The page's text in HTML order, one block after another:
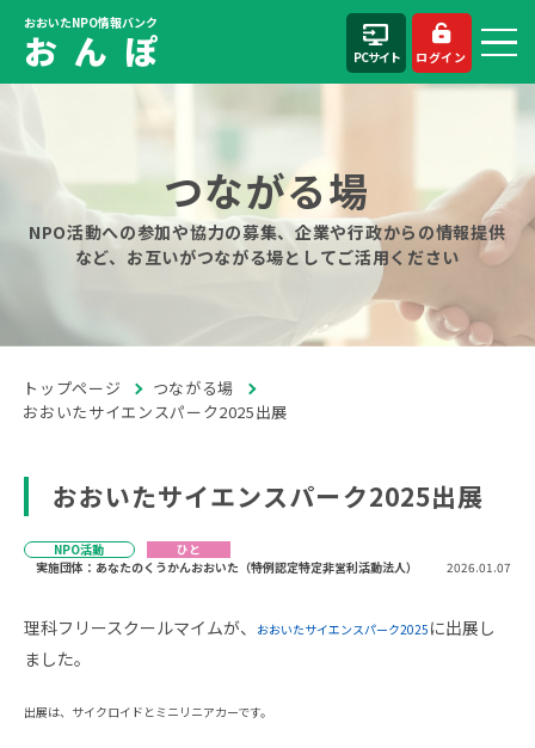
おおいたNPO情報バンク
お ん ぽ PCサイト ログイン
つながる場
NPO活動への参加や協力の募集、企業や行政からの情報提供
など、お互いがつながる場としてご活用ください
トップページ
つながる場
おおいたサイエンスパーク2025出展
おおいたサイエンスパーク2025出展
NPO活動
ひと
実施団体：あなたのくうかんおおいた（特例認定特定非営利活動法人）
2026.01.07
理科フリースクールマイムが、 おおいたサイエンスパーク2025 に出展し
ました。
出展は、サイクロイドとミニリニアカーです。